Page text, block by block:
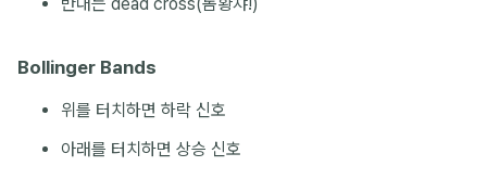
Bollinger Bands
위를 터치하면 하락 신호
아래를 터치하면 상승 신호